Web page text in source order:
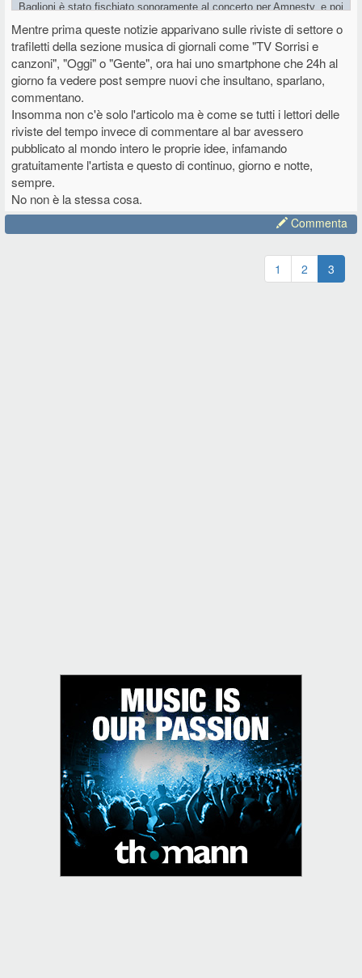
Baglioni è stato fischiato sonoramente al concerto per Amnesty, e poi
loro carriera ma a tutti e tre la cosa non li scalfì più di tanto. La
domanda è: se c'erano i social ai loro tempi ne avrebbero risentito
maggiormente o no? E tutto il vociare che c'è oggigiorno amplificato
proprio dai social non fa parte della grande massima "male o bene
purchè se ne parli"?
Mentre prima queste notizie apparivano sulle riviste di settore o
trafiletti della sezione musica di giornali come "TV Sorrisi e
canzoni", "Oggi" o "Gente", ora hai uno smartphone che 24h al
giorno fa vedere post sempre nuovi che insultano, sparlano,
commentano.
Insomma non c'è solo l'articolo ma è come se tutti i lettori delle
riviste del tempo invece di commentare al bar avessero
pubblicato al mondo intero le proprie idee, infamando
gratuitamente l'artista e questo di continuo, giorno e notte,
sempre.
No non è la stessa cosa.
Commenta
1 2 3